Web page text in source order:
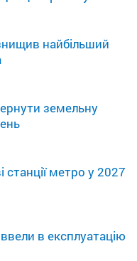
найбільший
земельну
станції метро у 2027
в експлуатацію